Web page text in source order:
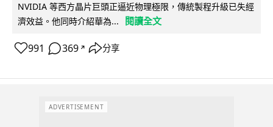
NVIDIA 等西方晶片巨頭正逼近物理極限，傳統製程升級已失經
濟效益。他同時介紹華為...
閱讀全文
991 369 ↗ 分享
ADVERTISEMENT